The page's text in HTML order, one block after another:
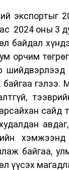
экспортыг
2024 оны 3
байдал
орчим
байгаа гэлээ.
сайд
хэмжээнд
байгаа,
үүсэх